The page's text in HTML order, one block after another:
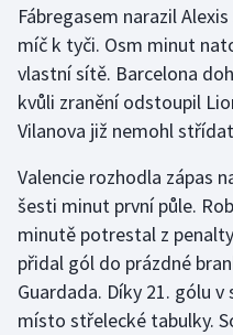
Fábregasem narazil
míč k tyči. Osm minut
vlastní sítě. Barcelona
kvůli zranění odstoupil
Vilanova již nemohl
Valencie rozhodla zápas
šesti minut první půle.
minutě potrestal z
přidal gól do prázdné
Guardada. Díky 21. gólu
místo střelecké tabulky.